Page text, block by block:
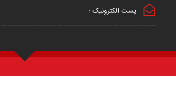
پست الکترونیک :